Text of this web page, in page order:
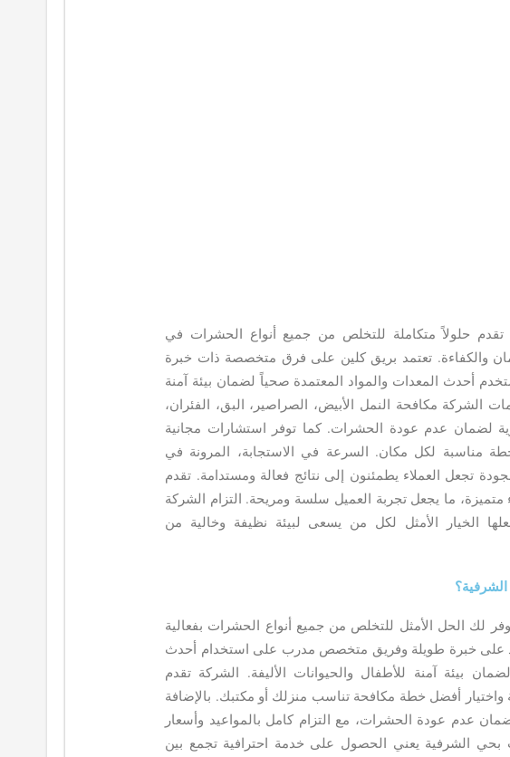
حلولاً متكاملة للتخلص من جميع أنواع الحشرات في
والكفاءة. تعتمد بريق كلين على فرق متخصصة ذات خبرة
أحدث المعدات والمواد المعتمدة صحياً لضمان بيئة آمنة
الشركة مكافحة النمل الأبيض، الصراصير، البق، الفئران،
لضمان عدم عودة الحشرات. كما توفر استشارات مجانية
مناسبة لكل مكان. السرعة في الاستجابة، المرونة في
للجودة تجعل العملاء يطمئنون إلى نتائج فعالة ومستدامة. تقدم
متميزة، ما يجعل تجربة العميل سلسة ومريحة. التزام الشركة
الخيار الأمثل لكل من يسعى لبيئة نظيفة وخالية من
لك الحل الأمثل للتخلص من جميع أنواع الحشرات بفعالية
على خبرة طويلة وفريق متخصص مدرب على استخدام أحدث
بيئة آمنة للأطفال والحيوانات الأليفة. الشركة تقدم
أفضل خطة مكافحة تناسب منزلك أو مكتبك. بالإضافة
عدم عودة الحشرات، مع التزام كامل بالمواعيد وأسعار
بحي الشرفية يعني الحصول على خدمة احترافية تجمع بين